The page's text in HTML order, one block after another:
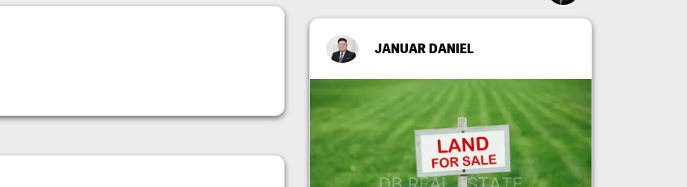
JANUAR DANIEL